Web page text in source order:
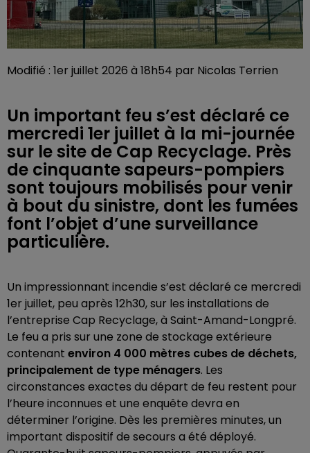
Modifié : 1er juillet 2026 à 18h54 par Nicolas Terrien
Un important feu s’est déclaré ce
mercredi 1er juillet à la mi-journée
sur le site de Cap Recyclage. Près
de cinquante sapeurs-pompiers
sont toujours mobilisés pour venir
à bout du sinistre, dont les fumées
font l’objet d’une surveillance
particulière.
Un impressionnant incendie s’est déclaré ce mercredi
1er juillet, peu après 12h30, sur les installations de
l’entreprise Cap Recyclage, à Saint-Amand-Longpré.
Le feu a pris sur une zone de stockage extérieure
contenant environ 4 000 mètres cubes de déchets,
principalement de type ménagers. Les
circonstances exactes du départ de feu restent pour
l’heure inconnues et une enquête devra en
déterminer l’origine. Dès les premières minutes, un
important dispositif de secours a été déployé.